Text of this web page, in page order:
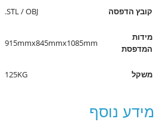
קובץ הדפסה STL / OBJ.
מידות
המדפסת
915mmx845mmx1085mm
משקל 125KG
מידע נוסף